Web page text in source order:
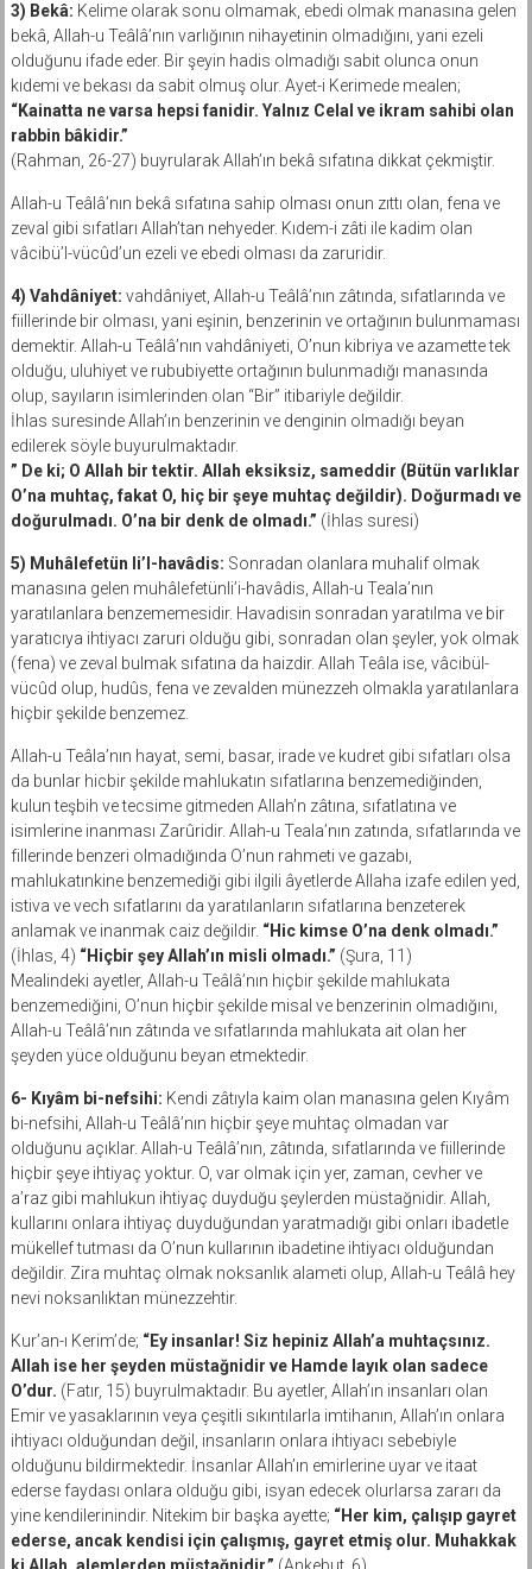
3) Bekâ: Kelime olarak sonu olmamak, ebedi olmak manasına gelen
bekâ, Allah-u Teâlâ’nın varlığının nihayetinin olmadığını, yani ezeli
olduğunu ifade eder. Bir şeyin hadis olmadığı sabit olunca onun
kıdemi ve bekası da sabit olmuş olur. Ayet-i Kerimede mealen;
“Kainatta ne varsa hepsi fanidir. Yalnız Celal ve ikram sahibi olan
rabbin bâkidir.”
(Rahman, 26-27) buyrularak Allah’ın bekâ sıfatına dikkat çekmiştir.
Allah-u Teâlâ’nın bekâ sıfatına sahip olması onun zıttı olan, fena ve
zeval gibi sıfatları Allah’tan nehyeder. Kıdem-i zâti ile kadim olan
vâcibü’l-vücûd’un ezeli ve ebedi olması da zaruridir.
4) Vahdâniyet: vahdâniyet, Allah-u Teâlâ’nın zâtında, sıfatlarında ve
fiillerinde bir olması, yani eşinin, benzerinin ve ortağının bulunmaması
demektir. Allah-u Teâlâ’nın vahdâniyeti, O’nun kibriya ve azamette tek
olduğu, uluhiyet ve rububiyette ortağının bulunmadığı manasında
olup, sayıların isimlerinden olan “Bir” itibariyle değildir.
İhlas suresinde Allah’ın benzerinin ve denginin olmadığı beyan
edilerek söyle buyurulmaktadır.
” De ki; O Allah bir tektir. Allah eksiksiz, sameddir (Bütün varlıklar
O’na muhtaç, fakat O, hiç bir şeye muhtaç değildir). Doğurmadı ve
doğurulmadı. O’na bir denk de olmadı.” (İhlas suresi)
5) Muhâlefetün li’l-havâdis: Sonradan olanlara muhalif olmak
manasına gelen muhâlefetünli’i-havâdis, Allah-u Teala’nın
yaratılanlara benzememesidir. Havadisin sonradan yaratılma ve bir
yaratıcıya ihtiyacı zaruri olduğu gibi, sonradan olan şeyler, yok olmak
(fena) ve zeval bulmak sıfatına da haizdir. Allah Teâla ise, vâcibül-
vücûd olup, hudûs, fena ve zevalden münezzeh olmakla yaratılanlara
hiçbir şekilde benzemez.
Allah-u Teâla’nın hayat, semi, basar, irade ve kudret gibi sıfatları olsa
da bunlar hicbir şekilde mahlukatın sıfatlarına benzemediğinden,
kulun teşbih ve tecsime gitmeden Allah’n zâtına, sıfatlatına ve
isimlerine inanması Zarûridir. Allah-u Teala’nın zatında, sıfatlarında ve
fillerinde benzeri olmadığında O’nun rahmeti ve gazabı,
mahlukatınkine benzemediği gibi ilgili âyetlerde Allaha izafe edilen yed,
istiva ve vech sıfatlarını da yaratılanların sıfatlarına benzeterek
anlamak ve inanmak caiz değildir. “Hic kimse O’na denk olmadı.”
(İhlas, 4) “Hiçbir şey Allah’ın misli olmadı.” (Şura, 11)
Mealindeki ayetler, Allah-u Teâlâ’nın hiçbir şekilde mahlukata
benzemediğini, O’nun hiçbir şekilde misal ve benzerinin olmadığını,
Allah-u Teâlâ’nın zâtında ve sıfatlarında mahlukata ait olan her
şeyden yüce olduğunu beyan etmektedir.
6- Kıyâm bi-nefsihi: Kendi zâtıyla kaim olan manasına gelen Kıyâm
bi-nefsihi, Allah-u Teâlâ’nın hiçbir şeye muhtaç olmadan var
olduğunu açıklar. Allah-u Teâlâ’nın, zâtında, sıfatlarında ve fiillerinde
hiçbir şeye ihtiyaç yoktur. O, var olmak için yer, zaman, cevher ve
a’raz gibi mahlukun ihtiyaç duyduğu şeylerden müstağnidir. Allah,
kullarını onlara ihtiyaç duyduğundan yaratmadığı gibi onları ibadetle
mükellef tutması da O’nun kullarının ibadetine ihtiyacı olduğundan
değildir. Zira muhtaç olmak noksanlık alameti olup, Allah-u Teâlâ hey
nevi noksanlıktan münezzehtir.
Kur’an-ı Kerim’de; “Ey insanlar! Siz hepiniz Allah’a muhtaçsınız.
Allah ise her şeyden müstağnidir ve Hamde layık olan sadece
O’dur. (Fatır, 15) buyrulmaktadır. Bu ayetler, Allah’ın insanları olan
Emir ve yasaklarının veya çeşitli sıkıntılarla imtihanın, Allah’ın onlara
ihtiyacı olduğundan değil, insanların onlara ihtiyacı sebebiyle
olduğunu bildirmektedir. İnsanlar Allah’ın emirlerine uyar ve itaat
ederse faydası onlara olduğu gibi, isyan edecek olurlarsa zararı da
yine kendilerinindir. Nitekim bir başka ayette; “Her kim, çalışıp gayret
ederse, ancak kendisi için çalışmış, gayret etmiş olur. Muhakkak